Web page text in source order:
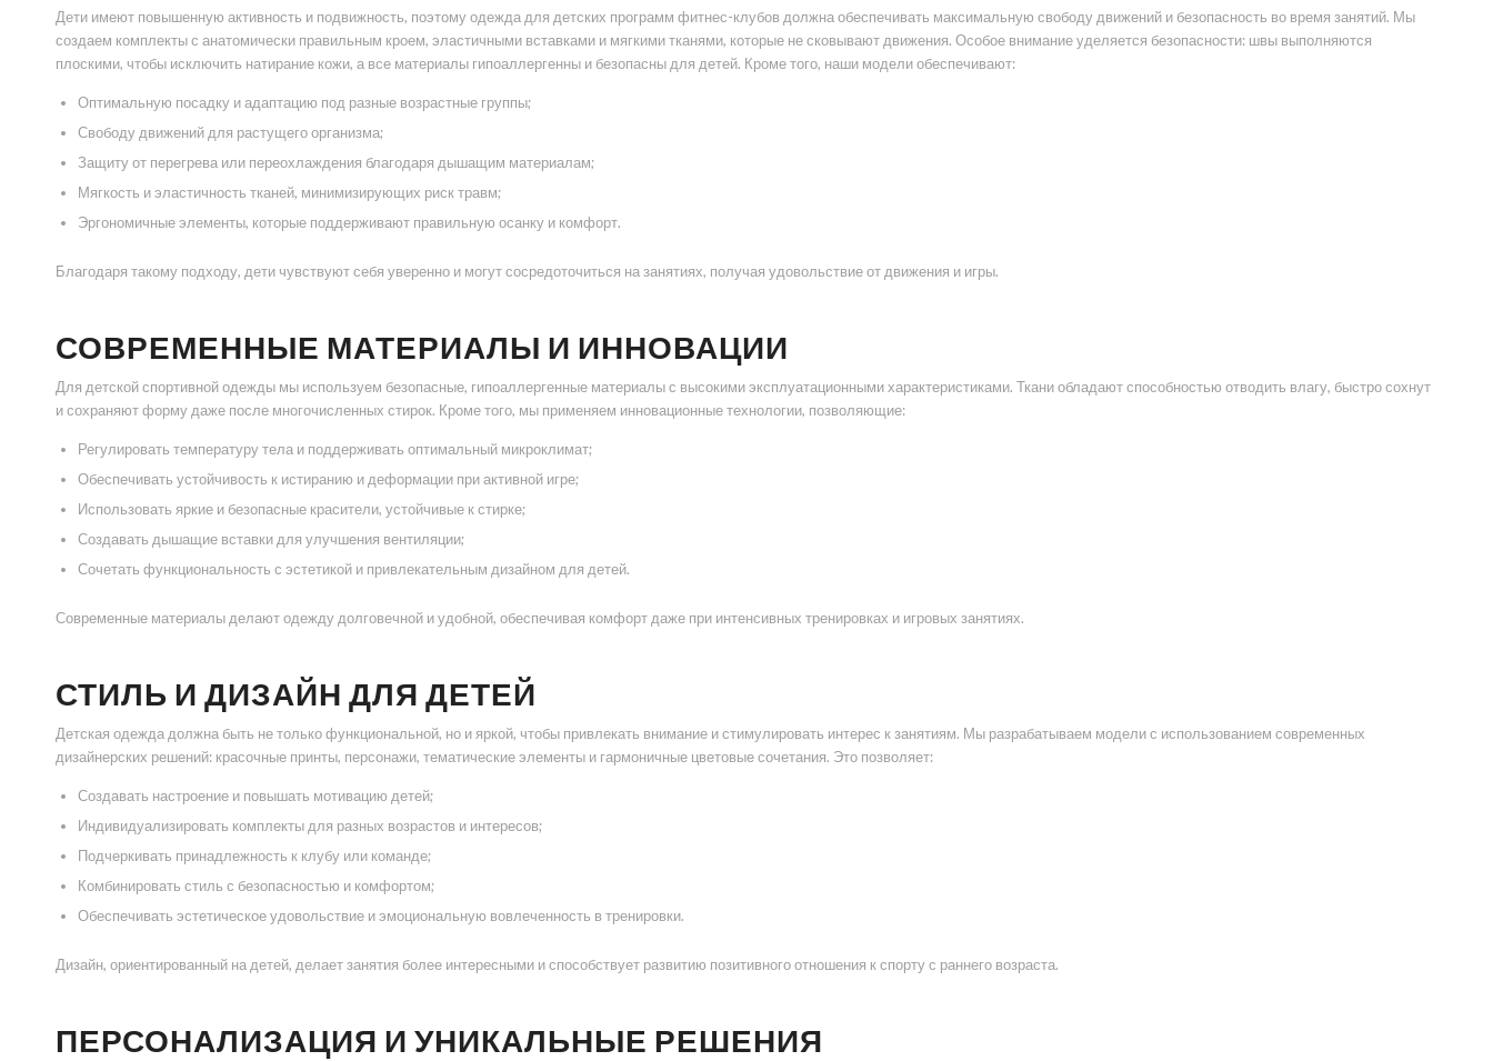
Дети имеют повышенную активность и подвижность, поэтому одежда для детских программ фитнес-клубов должна обеспечивать максимальную свободу движений и безопасность во время занятий. Мы
создаем комплекты с анатомически правильным кроем, эластичными вставками и мягкими тканями, которые не сковывают движения. Особое внимание уделяется безопасности: швы выполняются
плоскими, чтобы исключить натирание кожи, а все материалы гипоаллергенны и безопасны для детей. Кроме того, наши модели обеспечивают:
Оптимальную посадку и адаптацию под разные возрастные группы;
Свободу движений для растущего организма;
Защиту от перегрева или переохлаждения благодаря дышащим материалам;
Мягкость и эластичность тканей, минимизирующих риск травм;
Эргономичные элементы, которые поддерживают правильную осанку и комфорт.
Благодаря такому подходу, дети чувствуют себя уверенно и могут сосредоточиться на занятиях, получая удовольствие от движения и игры.
СОВРЕМЕННЫЕ МАТЕРИАЛЫ И ИННОВАЦИИ
Для детской спортивной одежды мы используем безопасные, гипоаллергенные материалы с высокими эксплуатационными характеристиками. Ткани обладают способностью отводить влагу, быстро сохнут
и сохраняют форму даже после многочисленных стирок. Кроме того, мы применяем инновационные технологии, позволяющие:
Регулировать температуру тела и поддерживать оптимальный микроклимат;
Обеспечивать устойчивость к истиранию и деформации при активной игре;
Использовать яркие и безопасные красители, устойчивые к стирке;
Создавать дышащие вставки для улучшения вентиляции;
Сочетать функциональность с эстетикой и привлекательным дизайном для детей.
Современные материалы делают одежду долговечной и удобной, обеспечивая комфорт даже при интенсивных тренировках и игровых занятиях.
СТИЛЬ И ДИЗАЙН ДЛЯ ДЕТЕЙ
Детская одежда должна быть не только функциональной, но и яркой, чтобы привлекать внимание и стимулировать интерес к занятиям. Мы разрабатываем модели с использованием современных
дизайнерских решений: красочные принты, персонажи, тематические элементы и гармоничные цветовые сочетания. Это позволяет:
Создавать настроение и повышать мотивацию детей;
Индивидуализировать комплекты для разных возрастов и интересов;
Подчеркивать принадлежность к клубу или команде;
Комбинировать стиль с безопасностью и комфортом;
Обеспечивать эстетическое удовольствие и эмоциональную вовлеченность в тренировки.
Дизайн, ориентированный на детей, делает занятия более интересными и способствует развитию позитивного отношения к спорту с раннего возраста.
ПЕРСОНАЛИЗАЦИЯ И УНИКАЛЬНЫЕ РЕШЕНИЯ